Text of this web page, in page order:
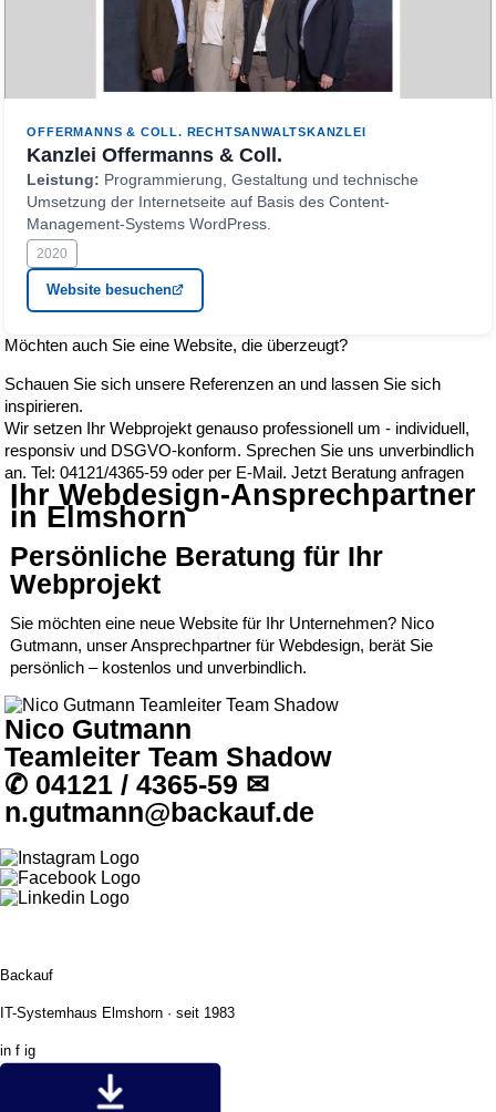
OFFERMANNS & COLL. RECHTSANWALTSKANZLEI
Kanzlei Offermanns & Coll.
Leistung: Programmierung, Gestaltung und technische
Umsetzung der Internetseite auf Basis des Content-
Management-Systems WordPress.
2020
Website besuchen
Möchten auch Sie eine Website, die überzeugt?
Schauen Sie sich unsere Referenzen an und lassen Sie sich
inspirieren.
Wir setzen Ihr Webprojekt genauso professionell um - individuell,
responsiv und DSGVO-konform. Sprechen Sie uns unverbindlich
an. Tel:04121/4365-59 oder per E-Mail. Jetzt Beratung anfragen
Ihr Webdesign-Ansprechpartner
in Elmshorn
Persönliche Beratung für Ihr
Webprojekt
Sie möchten eine neue Website für Ihr Unternehmen? Nico
Gutmann, unser Ansprechpartner für Webdesign, berät Sie
persönlich – kostenlos und unverbindlich.
Nico Gutmann
Teamleiter Team Shadow
✆ 04121 / 4365-59 ✉
n.gutmann@backauf.de
Backauf
IT-Systemhaus Elmshorn · seit 1983
in f ig